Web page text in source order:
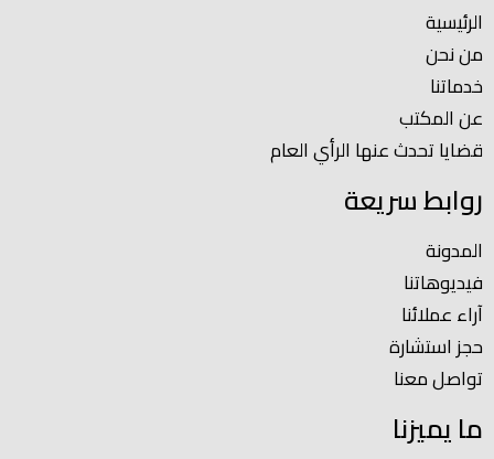
الرئيسية
من نحن
خدماتنا
عن المكتب
قضايا تحدث عنها الرأي العام
روابط سريعة
المدونة
فيديوهاتنا
آراء عملائنا
حجز استشارة
تواصل معنا
ما يميزنا